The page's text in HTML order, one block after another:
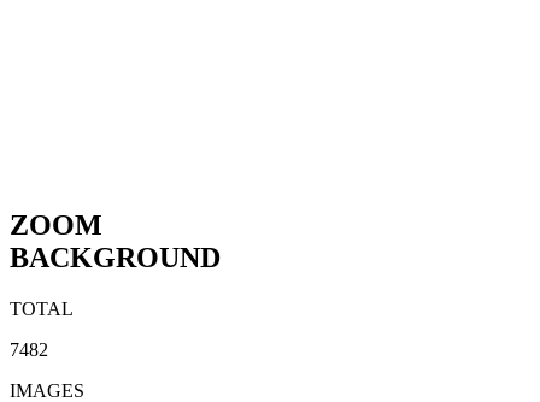
ZOOM
BACKGROUND
TOTAL
7482
IMAGES